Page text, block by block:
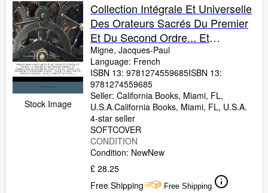
Stock Image
Collection Intégrale Et Universelle
Des Orateurs Sacrés Du Premier
Et Du Second Ordre... Et
Collection Intégrale Ou Choisie De
La Plupart Des Orateurs ... L'abbé
M*** [migne], ...... (French Edition)
Migne, Jacques-Paul
Language: French
ISBN 13: 9781274559685ISBN 13:
9781274559685
Seller: California Books, Miami, FL,
U.S.A.California Books, Miami, FL, U.S.A.
4-star seller
SOFTCOVER
CONDITION
Condition: NewNew
£ 28.25
Free Shipping
Free Shipping